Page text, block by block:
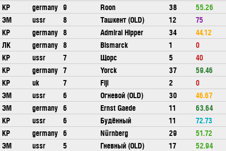
КР
germany 9 Roon 38
55.26
ЭМ
ussr 8 Ташкент (OLD) 12
75
КР
germany 8 Admiral Hipper 34
44.12
ЛК
germany 8 Bismarck 1
0
КР
ussr 7 Щорс 5
40
КР
germany 7 Yorck 37
59.46
КР
uk 7 Fiji 2
0
ЭМ
ussr 6 Огневой (OLD) 30
46.67
ЭМ
germany 6 Ernst Gaede 11
63.64
КР
ussr 6 Будённый 11
72.73
КР
germany 6 Nürnberg 29
51.72
ЭМ
ussr 5 Гневный (OLD) 17
52.94